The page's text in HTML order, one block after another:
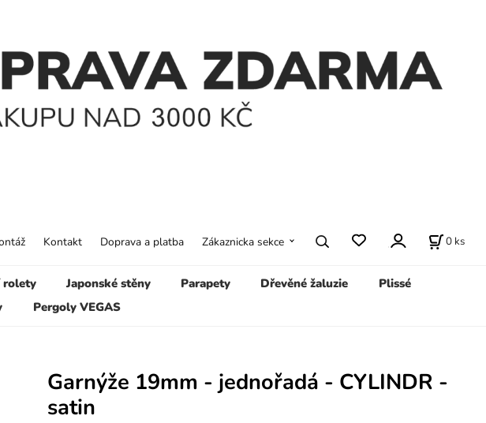
rolety Japonské stěny Parapety Dřevěné žaluzie
Plissé
Pergoly VEGAS
Kontakt Doprava a platba Zákaznicka sekce 0 ks
Garnýže 19mm - jednořadá - CYLINDR -
satin